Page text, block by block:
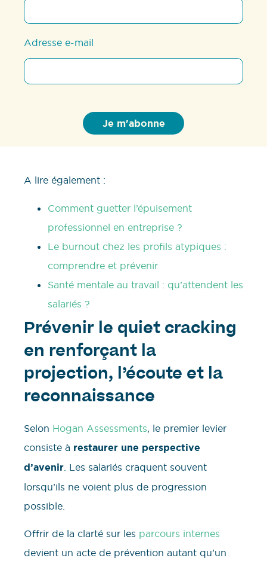
Adresse e-mail
A lire également :
Comment guetter l’épuisement
professionnel en entreprise ?
Le burnout chez les profils atypiques :
comprendre et prévenir
Santé mentale au travail : qu’attendent les
salariés ?
Prévenir le quiet cracking
en renforçant la
projection, l’écoute et la
reconnaissance
Selon Hogan Assessments, le premier levier
consiste à restaurer une perspective
d’avenir . Les salariés craquent souvent
lorsqu’ils ne voient plus de progression
possible.
Offrir de la clarté sur les parcours internes
devient un acte de prévention autant qu’un